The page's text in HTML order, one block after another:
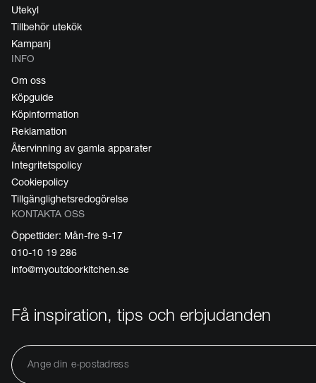
Utekyl
Tillbehör utekök
Kampanj
INFO
Om oss
Köpguide
Köpinformation
Reklamation
Återvinning av gamla apparater
Integritetspolicy
Cookiepolicy
Tillgänglighetsredogörelse
KONTAKTA OSS
Öppettider: Mån-fre 9-17
010-10 19 286
info@myoutdoorkitchen.se
Få inspiration, tips och erbjudanden